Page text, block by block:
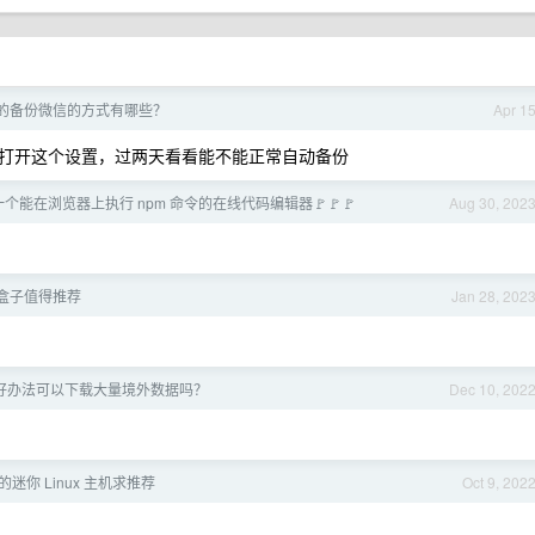
Apr 15
份微信的方式有哪些？
开这个设置，过两天看看能不能正常自动备份
Aug 30, 2023
能在浏览器上执行 npm 命令的在线代码编辑器🚩🚩🚩
Jan 28, 2023
子值得推荐
Dec 10, 2022
办法可以下载大量境外数据吗？
Oct 9, 2022
迷你 Linux 主机求推荐